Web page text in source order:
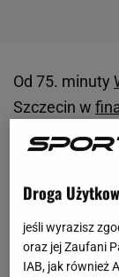
Od 75. minuty
Szczecin w
gry dobiegł
osiem. W
do
Droga
jeśli wyrazisz
oraz jej Zaufani
IAB, jak również